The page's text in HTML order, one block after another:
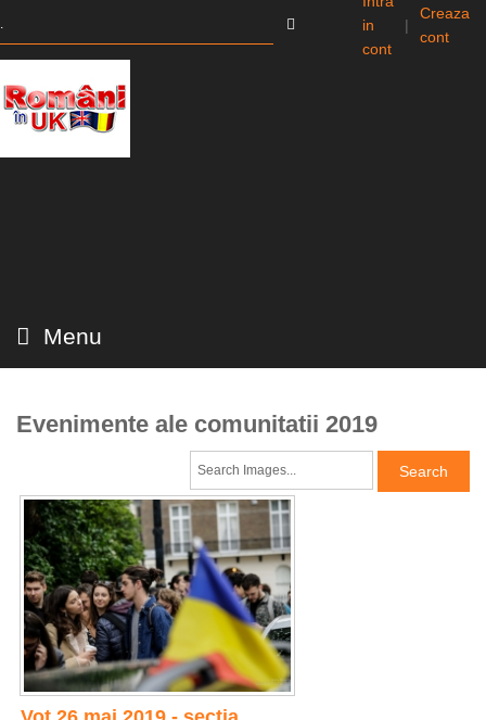
in
cont
|
Creaza
cont
Menu
Evenimente ale comunitatii 2019